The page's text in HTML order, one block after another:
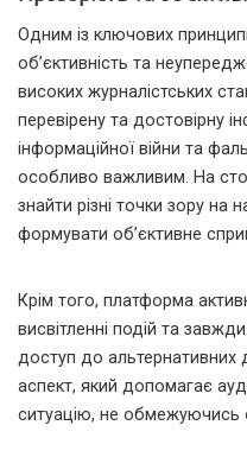
Одним із ключових
об’єктивність та
високих журналістських
перевірену та достовірну
інформаційної війни та
особливо важливим. На
знайти різні точки зору на
формувати об’єктивне
Крім того, платформа
висвітленні подій та
доступ до альтернативних
аспект, який допомагає
ситуацію, не обмежуючись